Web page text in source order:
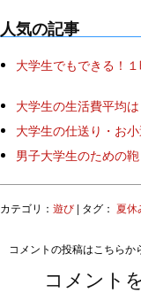
人気の記事
大学生でもできる！
大学生の生活費平均は
大学生の仕送り・お
男子大学生のための
カテゴリ： 遊び | タグ： 夏休
コメントの投稿はこちら
コメント